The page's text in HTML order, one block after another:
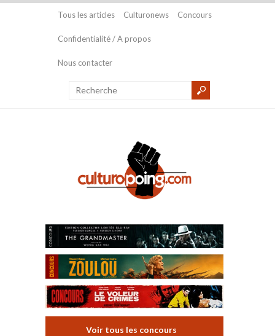
Tous les articles Culturonews Concours
Confidentialité / A propos
Nous contacter
Voir tous les concours